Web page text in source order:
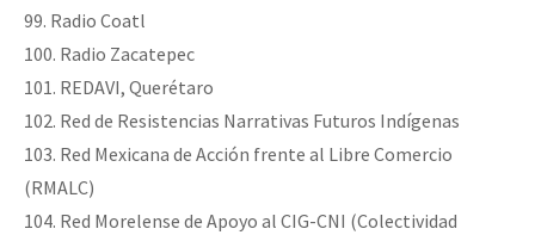
99. Radio Coatl
100. Radio Zacatepec
101. REDAVI, Querétaro
102. Red de Resistencias Narrativas Futuros Indígenas
103. Red Mexicana de Acción frente al Libre Comercio
(RMALC)
104. Red Morelense de Apoyo al CIG-CNI (Colectividad